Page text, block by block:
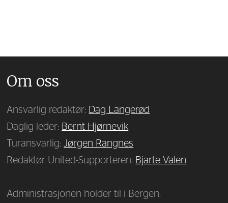
Om oss
Ansvarlig redaktør: Dag Langerød
Daglig leder: Bernt Hjørnevik
Turansvarlig:Jørgen Rangnes
Redaktør United-Supporteren: Bjarte Valen
Administrasjonen holder til i Bergen.